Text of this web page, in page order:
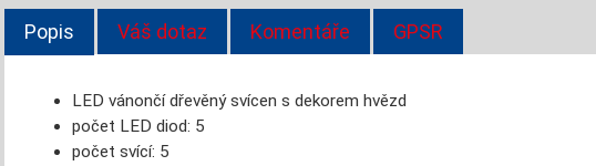
Popis Váš dotaz Komentáře GPSR
LED vánončí dřevěný svícen s dekorem hvězd
počet LED diod: 5
počet svící: 5